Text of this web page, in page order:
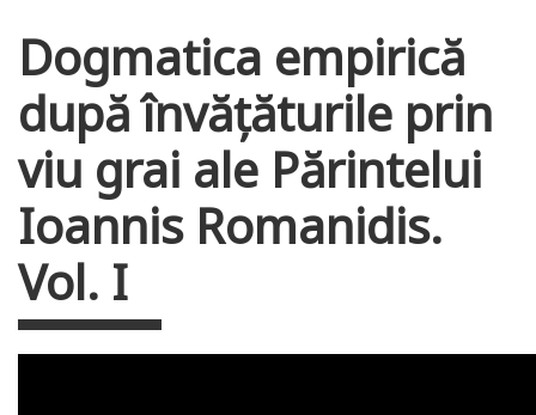
Dogmatica empirică
după învățăturile prin
viu grai ale Părintelui
Ioannis Romanidis.
Vol. I